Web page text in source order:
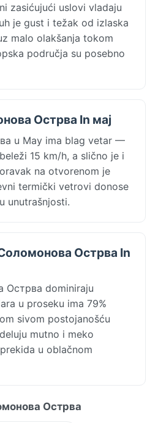
zasićujući uslovi vladaju
je gust i težak od izlaska
malo olakšanja tokom
područja su posebno
Острва In мај
u May ima blag vetar —
15 km/h, a slično je i
na otvorenom je
termički vetrovi donose
unutrašnjosti.
Острва In
Острва dominiraju
u proseku ima 79%
sivom postojanošću
mutno i meko
u oblačnom
Острва